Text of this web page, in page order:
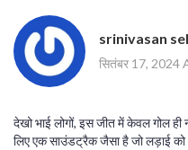
srinivasan
सितंबर 17, 2024
देखो भाई लोगों, इस जीत में केवल गोल ही
लिए एक साउंडट्रैक जैसा है जो लड़ाई को